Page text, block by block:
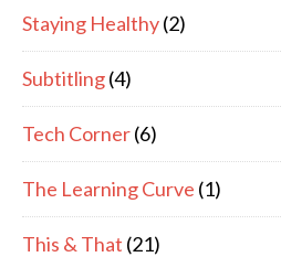
Staying Healthy(2)
Subtitling(4)
Tech Corner(6)
The Learning Curve (1)
This & That (21)